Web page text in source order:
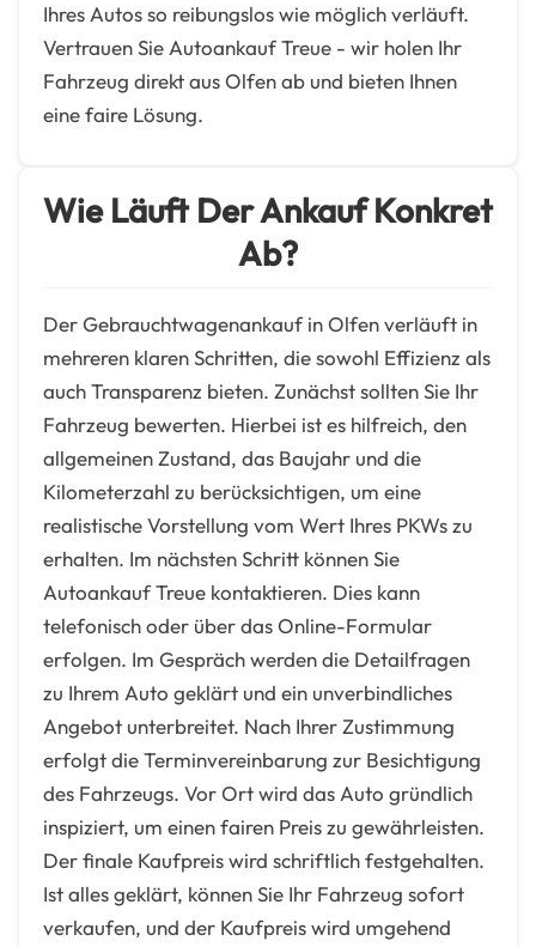
Ihres Autos so reibungslos wie möglich verläuft.
Vertrauen Sie Autoankauf Treue - wir holen Ihr
Fahrzeug direkt aus Olfen ab und bieten Ihnen
eine faire Lösung.
Wie Läuft Der Ankauf Konkret
Ab?
Der Gebrauchtwagenankauf in Olfen verläuft in
mehreren klaren Schritten, die sowohl Effizienz als
auch Transparenz bieten. Zunächst sollten Sie Ihr
Fahrzeug bewerten. Hierbei ist es hilfreich, den
allgemeinen Zustand, das Baujahr und die
Kilometerzahl zu berücksichtigen, um eine
realistische Vorstellung vom Wert Ihres PKWs zu
erhalten. Im nächsten Schritt können Sie
Autoankauf Treue kontaktieren. Dies kann
telefonisch oder über das Online-Formular
erfolgen. Im Gespräch werden die Detailfragen
zu Ihrem Auto geklärt und ein unverbindliches
Angebot unterbreitet. Nach Ihrer Zustimmung
erfolgt die Terminvereinbarung zur Besichtigung
des Fahrzeugs. Vor Ort wird das Auto gründlich
inspiziert, um einen fairen Preis zu gewährleisten.
Der finale Kaufpreis wird schriftlich festgehalten.
Ist alles geklärt, können Sie Ihr Fahrzeug sofort
verkaufen, und der Kaufpreis wird umgehend